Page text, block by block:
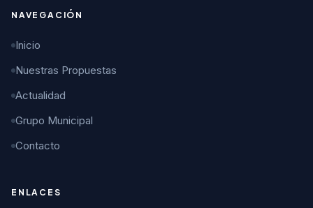
NAVEGACIÓN
Inicio
Nuestras Propuestas
Actualidad
Grupo Municipal
Contacto
ENLACES